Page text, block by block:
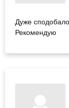
Дуже
Рекомендую